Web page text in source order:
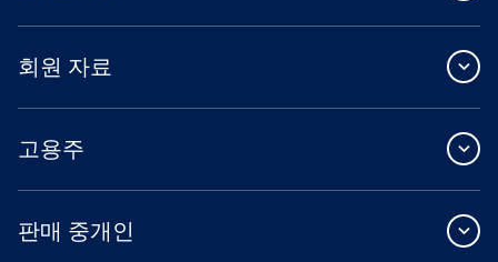
회원 자료
고용주
판매 중개인